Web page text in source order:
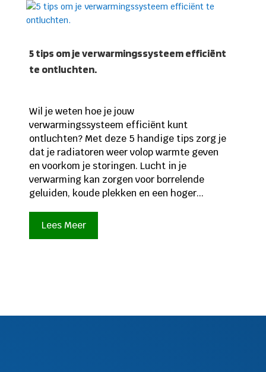
5 tips om je verwarmingssysteem efficiënt
te ontluchten.
Wil je weten hoe je jouw
verwarmingssysteem efficiënt kunt
ontluchten? Met deze 5 handige tips zorg je
dat je radiatoren weer volop warmte geven
en voorkom je storingen. Lucht in je
verwarming kan zorgen voor borrelende
geluiden, koude plekken en een hoger...
Lees Meer